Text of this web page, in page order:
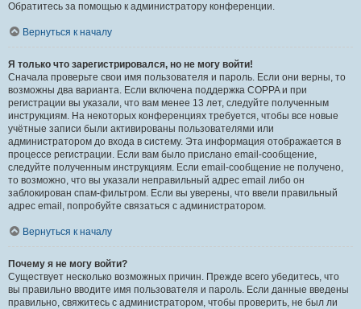
Обратитесь за помощью к администратору конференции.
Вернуться к началу
Я только что зарегистрировался, но не могу войти!
Сначала проверьте свои имя пользователя и пароль. Если они верны, то
возможны два варианта. Если включена поддержка COPPA и при
регистрации вы указали, что вам менее 13 лет, следуйте полученным
инструкциям. На некоторых конференциях требуется, чтобы все новые
учётные записи были активированы пользователями или
администратором до входа в систему. Эта информация отображается в
процессе регистрации. Если вам было прислано email-сообщение,
следуйте полученным инструкциям. Если email-сообщение не получено,
то возможно, что вы указали неправильный адрес email либо он
заблокирован спам-фильтром. Если вы уверены, что ввели правильный
адрес email, попробуйте связаться с администратором.
Вернуться к началу
Почему я не могу войти?
Существует несколько возможных причин. Прежде всего убедитесь, что
вы правильно вводите имя пользователя и пароль. Если данные введены
правильно, свяжитесь с администратором, чтобы проверить, не был ли